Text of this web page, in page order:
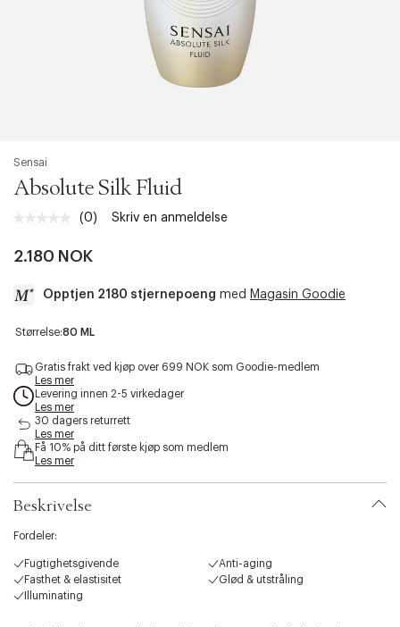
Sensai
Absolute Silk Fluid
Ingen
Samme
(0) Skriv en anmeldelse
2.180 NOK
Opptjen 2180 stjernepoeng med Magasin Goodie
a
c
s
b
i
t
.
v
a
Størrelse:80 ML
Gratis frakt ved kjøp over 699 NOK som Goodie-medlem
Les mer
Levering innen 2-5 virkedager
Les mer
30 dagers returrett
Les mer
Få 10% på ditt første kjøp som medlem
Les mer
Beskrivelse
Fordeler:
Fugtighetsgivende
Anti-aging
Fasthet & elastisitet
Glød & utstråling
Illuminating